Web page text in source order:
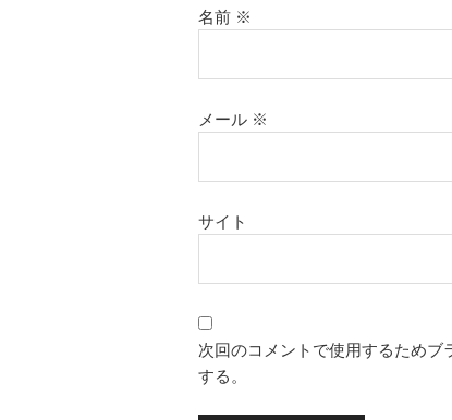
名前 ※
メール ※
サイト
次回のコメントで使用するため
する。